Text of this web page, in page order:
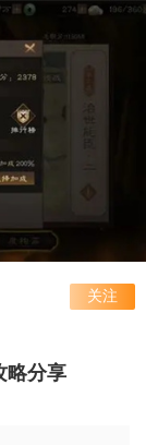
关注
略分享